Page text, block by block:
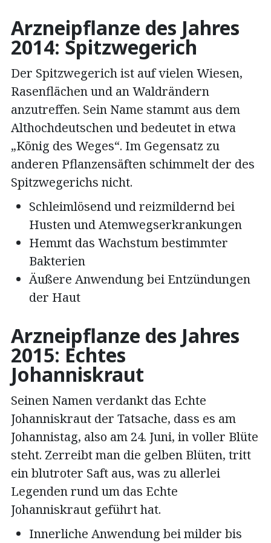
Arzneipflanze des Jahres
2014: Spitzwegerich
Der Spitzwegerich ist auf vielen Wiesen,
Rasenflächen und an Waldrändern
anzutreffen. Sein Name stammt aus dem
Althochdeutschen und bedeutet in etwa
„König des Weges“. Im Gegensatz zu
anderen Pflanzensäften schimmelt der des
Spitzwegerichs nicht.
Schleimlösend und reizmildernd bei
Husten und Atemwegserkrankungen
Hemmt das Wachstum bestimmter
Bakterien
Äußere Anwendung bei Entzündungen
der Haut
Arzneipflanze des Jahres
2015: Echtes
Johanniskraut
Seinen Namen verdankt das Echte
Johanniskraut der Tatsache, dass es am
Johannistag, also am 24. Juni, in voller Blüte
steht. Zerreibt man die gelben Blüten, tritt
ein blutroter Saft aus, was zu allerlei
Legenden rund um das Echte
Johanniskraut geführt hat.
Innerliche Anwendung bei milder bis